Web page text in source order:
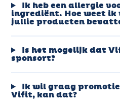
Ik heb een allergie
ingrediënt. Hoe weet ik
jullie producten
Is het mogelijk dat
sponsort?
Ik wil graag
Vifit, kan dat?